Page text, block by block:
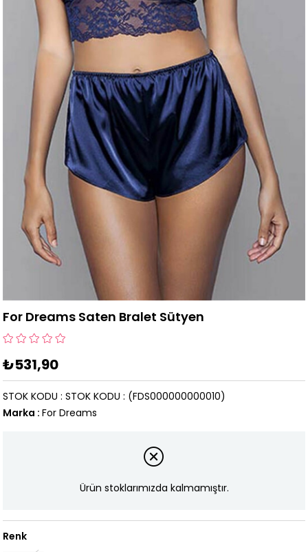
For Dreams Saten Bralet Sütyen
₺531,90
(FDS000000000010)
STOK KODU
STOK KODU
Marka : For Dreams
Ürün stoklarımızda kalmamıştır.
Renk